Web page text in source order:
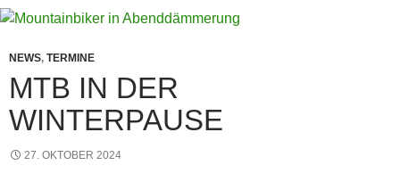
NEWS, TERMINE
MTB IN DER
WINTERPAUSE
27. OKTOBER 2024